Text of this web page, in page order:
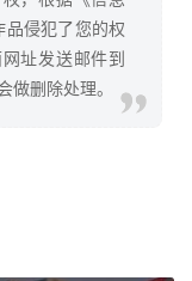
侵犯了您的权
址发送邮件到
删除处理。